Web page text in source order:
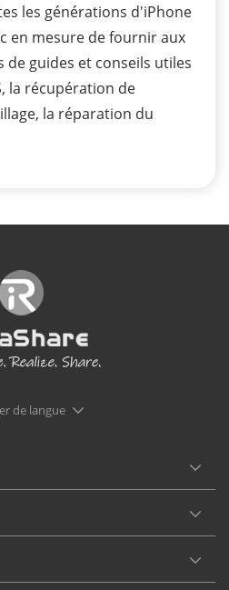
les générations d'iPhone
en mesure de fournir aux
guides et conseils utiles
la récupération de
la réparation du
de langue